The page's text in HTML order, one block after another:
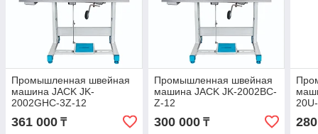
Промышленная швейная
машина JACK JK-
2002GHC-3Z-12
361 000 ₸
Промышленная швейная
машина JACK JK-2002BC-
Z-12
300 000₸